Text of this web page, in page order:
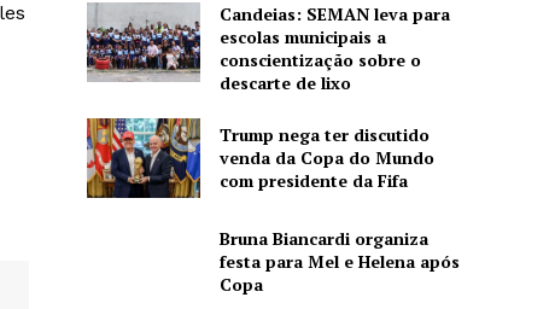
Candeias: SEMAN leva para
escolas municipais a
conscientização sobre o
descarte de lixo
Trump nega ter discutido
venda da Copa do Mundo
com presidente da Fifa
Bruna Biancardi organiza
festa para Mel e Helena após
Copa